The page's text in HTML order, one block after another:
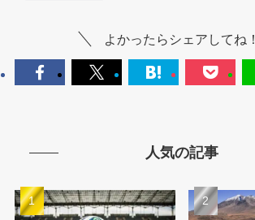
よかったらシェアしてね！
人気の記事